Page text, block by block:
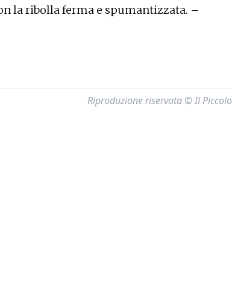
la ribolla ferma e spumantizzata. –
Riproduzione riservata © Il Piccolo